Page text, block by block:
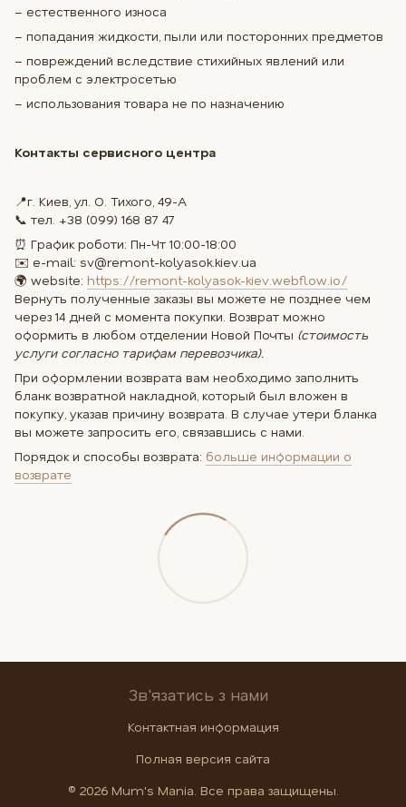
– естественного износа
– попадания жидкости, пыли или посторонних предметов
– повреждений вследствие стихийных явлений или
проблем с электросетью
– использования товара не по назначению
Контакты сервисного центра
📍г. Киев, ул. О. Тихого, 49-А
📞 тел. +38 (099) 168 87 47
⏰ График роботи: Пн-Чт 10:00-18:00
✉️ e-mail: sv@remont-kolyasok.kiev.ua
🌍 website: https://remont-kolyasok-kiev.webflow.io/
Вернуть полученные заказы вы можете не позднее чем
через 14 дней с момента покупки. Возврат можно
оформить в любом отделении Новой Почты (стоимость
услуги согласно тарифам перевозчика).
При оформлении возврата вам необходимо заполнить
бланк возвратной накладной, который был вложен в
покупку, указав причину возврата. В случае утери бланка
вы можете запросить его, связавшись с нами.
Порядок и способы возврата: больше информации о
возврате
Зв'язатись з нами
Контактная информация
Полная версия сайта
© 2026 Mum's Mania. Все права защищены.